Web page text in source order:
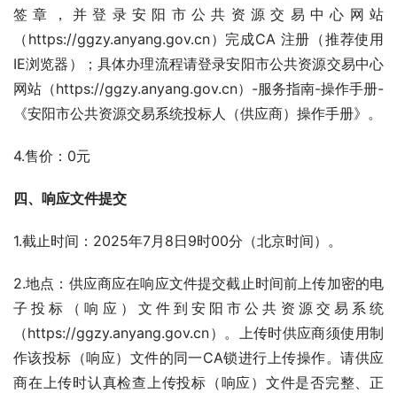
签章，并登录安阳市公共资源交易中心网站
（https://ggzy.anyang.gov.cn）完成CA 注册（推荐使用
IE浏览器）；具体办理流程请登录安阳市公共资源交易中心
网站（https://ggzy.anyang.gov.cn）-服务指南-操作手册-
《安阳市公共资源交易系统投标人（供应商）操作手册》。
4.售价：0元
四、 响应文件提交
1.截止时间：2025年7月8日9时00分（北京时间）。
2.地点：供应商应在响应文件提交截止时间前上传加密的电
子投标（响应）文件到安阳市公共资源交易系统
（https://ggzy.anyang.gov.cn）。上传时供应商须使用制
作该投标（响应）文件的同一CA锁进行上传操作。请供应
商在上传时认真检查上传投标（响应）文件是否完整、正